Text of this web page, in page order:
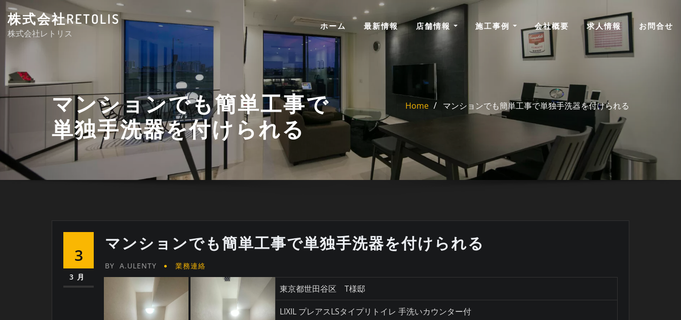
Skip
to
content
株式会社RETOLIS
株式会社レトリス
ホーム 最新情報 店舗情報 施工事例 会社概要 求人情報 お問合せ
マンションでも簡単工事で
単独手洗器を付けられる
Home マンションでも簡単工事で単独手洗器を付けられる
3
3月
マンションでも簡単工事で単独手洗器を付けられる
BY A.ULENTY 業務連絡
東京都世田谷区 T様邸
LIXIL プレアスLSタイプリトイレ 手洗いカウンター付